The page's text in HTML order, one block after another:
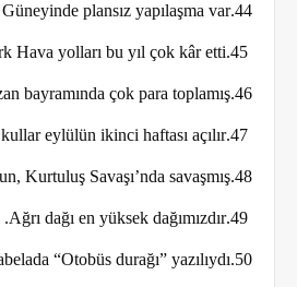
44.Adana’nın Güneyinde plansız yapılaşma var.
45.Türk Hava yolları bu yıl çok kâr etti.
46.Ramazan bayramında çok para toplamış.
47.Okullar eylülün ikinci haftası açılır.
48.Nene hatun, Kurtuluş Savaşı’nda savaşmış.
49.Ağrı dağı en yüksek dağımızdır.
50.Tabelada “Otobüs durağı” yazılıydı.